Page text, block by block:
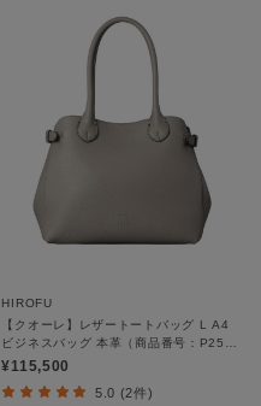
HIROFU
【クオーレ】レザートートバッグ L A4
ビジネスバッグ 本革（商品番号：P25－
35642）
¥115,500
5.0 (2件)